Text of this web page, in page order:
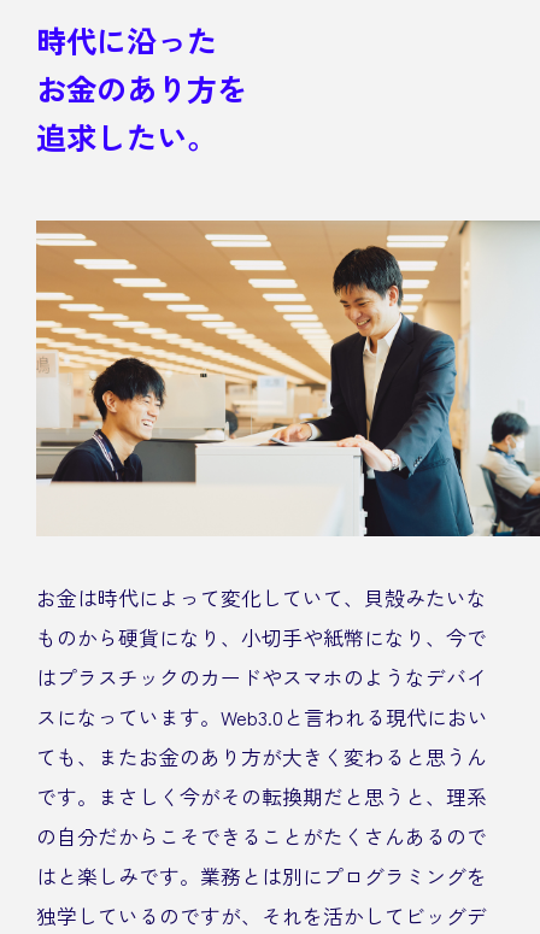
時代に沿った
お金のあり方を
追求したい。
お金は時代によって変化していて、貝殻みたいな
ものから硬貨になり、小切手や紙幣になり、今で
はプラスチックのカードやスマホのようなデバイ
スになっています。Web3.0と言われる現代におい
ても、またお金のあり方が大きく変わると思うん
です。まさしく今がその転換期だと思うと、理系
の自分だからこそできることがたくさんあるので
はと楽しみです。業務とは別にプログラミングを
独学しているのですが、それを活かしてビッグデ